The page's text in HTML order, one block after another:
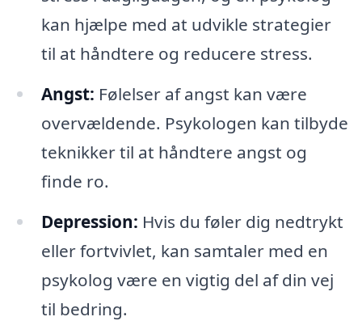
kan hjælpe med at udvikle strategier
til at håndtere og reducere stress.
Angst: Følelser af angst kan være
overvældende. Psykologen kan tilbyde
teknikker til at håndtere angst og
finde ro.
Depression: Hvis du føler dig nedtrykt
eller fortvivlet, kan samtaler med en
psykolog være en vigtig del af din vej
til bedring.